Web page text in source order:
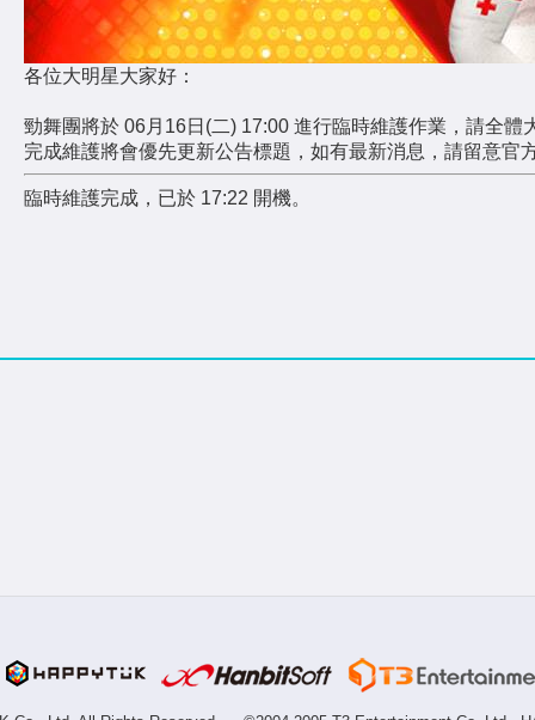
各位大明星大家好：
勁舞團將於 06月16日(二) 17:00 進行臨時維護作業，請全體
完成維護將會優先更新公告標題，如有最新消息，請留意官
臨時維護完成，已於 17:22 開機。